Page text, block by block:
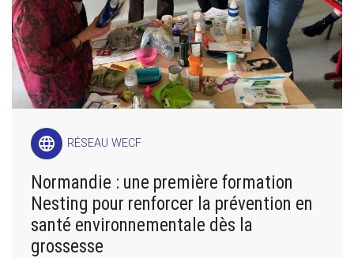
language RÉSEAU WECF
Normandie : une première formation
Nesting pour renforcer la prévention en
santé environnementale dès la
grossesse